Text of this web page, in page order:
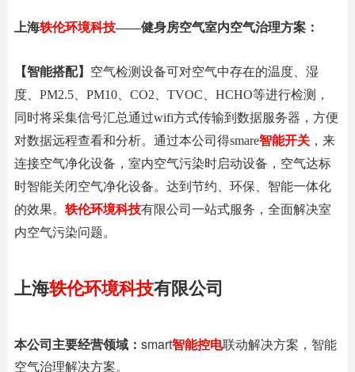
上海轶伦环境科技——健身房空气室内空气治理方案：
【智能搭配】 空气检测设备可对空气中存在的温度、湿
度、PM2.5、PM10、CO2、TVOC、HCHO等进行检测，
同时将采集信号汇总通过wifi方式传输到数据服务器，方便
对数据远程查看和分析。通过本公司得smare智能开关 ，来
连接空气净化设备，室内空气污染时启动设备，空气达标
时智能关闭空气净化设备。达到节约、环保、智能一体化
的效果。 轶伦环境科技有限公司一站式服务，全面解决室
内空气污染问题。
上海轶伦环境科技有限公司
本公司主要经营领域： smart智能控电联动解决方案，智能
空气治理解决方案。